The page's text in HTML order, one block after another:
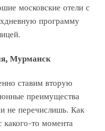
московские отели с
программу
Мурманск
ставим вторую
преимущества
не перечислишь. Как
какого-то момента